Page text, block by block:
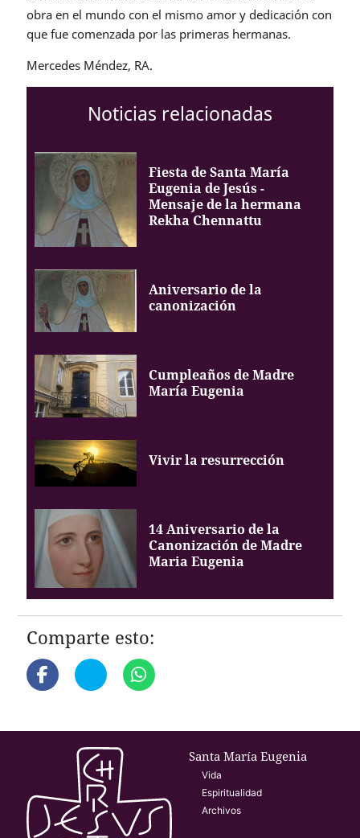
obra en el mundo con el mismo amor y dedicación con
que fue comenzada por las primeras hermanas.
Mercedes Méndez, RA.
Noticias relacionadas
Fiesta de Santa María
Eugenia de Jesús -
Mensaje de la hermana
Rekha Chennattu
Aniversario de la
canonización
Cumpleaños de Madre
María Eugenia
Vivir la resurrección
14 Aniversario de la
Canonización de Madre
Maria Eugenia
Comparte esto:
Santa María Eugenia
Vida
Espiritualidad
Archivos